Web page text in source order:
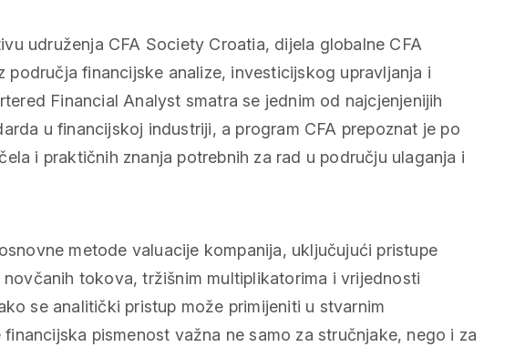
udruženja CFA Society Croatia, dijela globalne CFA
područja financijske analize, investicijskog upravljanja i
Financial Analyst smatra se jednim od najcjenjenijih
u financijskoj industriji, a program CFA prepoznat je po
i praktičnih znanja potrebnih za rad u području ulaganja i
metode valuacije kompanija, uključujući pristupe
tokova, tržišnim multiplikatorima i vrijednosti
se analitički pristup može primijeniti u stvarnim
pismenost važna ne samo za stručnjake, nego i za